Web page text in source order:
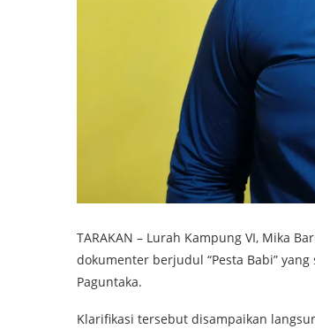
TARAKAN – Lurah Kampung VI, Mika
dokumenter berjudul “Pesta Babi”
Paguntaka.
Klarifikasi tersebut disampaikan